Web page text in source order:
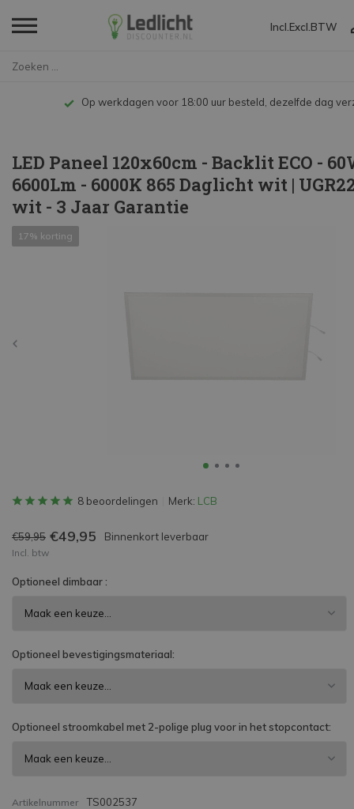
Incl. Excl. BTW
Op werkdagen voor 18:00 uur besteld, dezelfde dag
LED Paneel 120x60cm - Backlit ECO -
6600Lm - 6000K 865 Daglicht wit |
wit - 3 Jaar Garantie
17% korting
8 beoordelingen Merk: LCB
€59,95 €49,95 Binnenkort leverbaar
Incl. btw
Optioneel dimbaar :
Optioneel bevestigingsmateriaal:
Optioneel stroomkabel met 2-polige plug voor in het stopcontact:
Artikelnummer TS002537